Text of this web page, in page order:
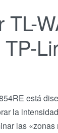
TL-
está
la
las